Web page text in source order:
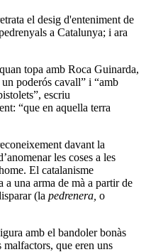
el desig d'enteniment de
a Catalunya; i ara
topa amb Roca Guinarda,
poderós cavall” i “amb
escriu
“que en aquella terra
davant la
les coses a les
El catalanisme
a una arma de mà a partir de
(la pedrenera, o
amb el bandoler bonàs
que eren uns